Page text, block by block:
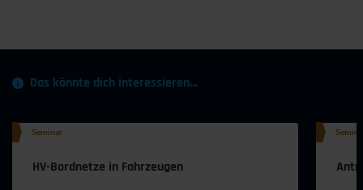
Das könnte dich interessieren…
Seminar
HV-Bordnetze in Fahrzeugen